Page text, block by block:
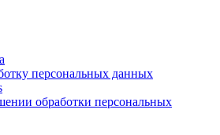
персональных данных
обработки персональных